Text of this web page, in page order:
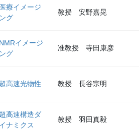
医療イメージ
ング
教授 安野嘉晃
NMRイメージ
ング
准教授 寺田康彦
超高速光物性 教授 長谷宗明
超高速構造ダ
イナミクス
教授 羽田真毅